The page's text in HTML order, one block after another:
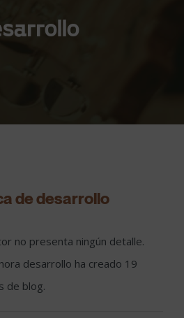
dedesarrollo
no presenta ningún detalle.
desarrollo ha creado 19
de blog.